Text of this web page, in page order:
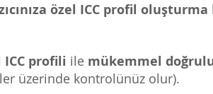
özel ICC profil oluşturma
ICC profili ile mükemmel
üzerinde kontrolünüz olur).